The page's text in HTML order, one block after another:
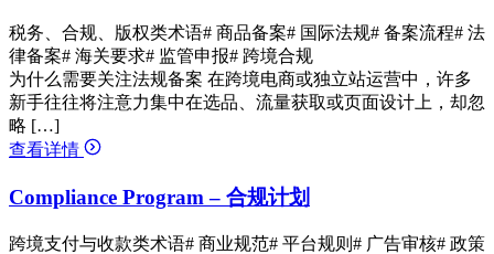
税务、合规、版权类术语# 商品备案# 国际法规# 备案流程# 法
律备案# 海关要求# 监管申报# 跨境合规
为什么需要关注法规备案 在跨境电商或独立站运营中，许多
新手往往将注意力集中在选品、流量获取或页面设计上，却忽
略 […]
查看详情
Compliance Program – 合规计划
跨境支付与收款类术语# 商业规范# 平台规则 # 广告审核# 政策